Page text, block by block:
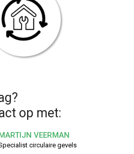
op met:
VEERMAN
circulaire gevels